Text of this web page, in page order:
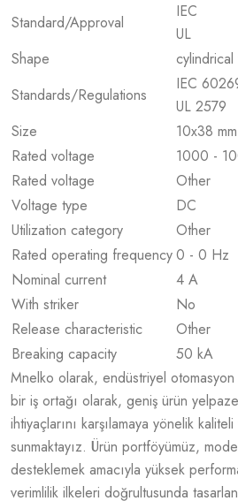
Standard/Approval
IEC
UL
Shape
Standards/Regulations
IEC
UL 2579
Size
10x38 mm
Rated voltage
1000 -
Rated voltage
Other
Voltage type
DC
Utilization category
Other
Rated operating frequency0 - 0 Hz
Nominal current
4 A
With striker
No
Release characteristic
Other
Breaking capacity
50 kA
Mnelko olarak, endüstriyel
bir iş ortağı olarak, geniş ürün
ihtiyaçlarını karşılamaya yönelik
sunmaktayız. Ürün portföyümüz,
desteklemek amacıyla yüksek
verimlilik ilkeleri doğrultusunda